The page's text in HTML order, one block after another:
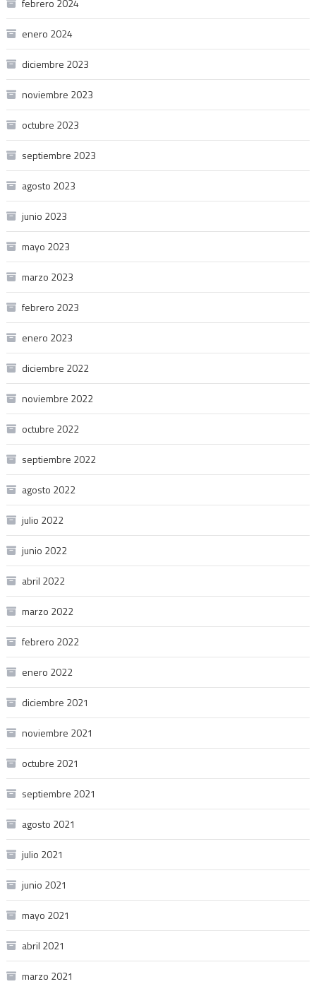
febrero 2024
enero 2024
diciembre 2023
noviembre 2023
octubre 2023
septiembre 2023
agosto 2023
junio 2023
mayo 2023
marzo 2023
febrero 2023
enero 2023
diciembre 2022
noviembre 2022
octubre 2022
septiembre 2022
agosto 2022
julio 2022
junio 2022
abril 2022
marzo 2022
febrero 2022
enero 2022
diciembre 2021
noviembre 2021
octubre 2021
septiembre 2021
agosto 2021
julio 2021
junio 2021
mayo 2021
abril 2021
marzo 2021